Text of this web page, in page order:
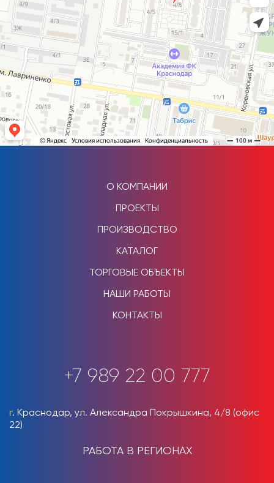
О КОМПАНИИ
ПРОЕКТЫ
ПРОИЗВОДСТВО
КАТАЛОГ
ТОРГОВЫЕ ОБЪЕКТЫ
НАШИ РАБОТЫ
КОНТАКТЫ
+7 989 22 00 777
г. Краснодар, ул. Александра Покрышкина, 4/8 (офис
22)
РАБОТА В РЕГИОНАХ